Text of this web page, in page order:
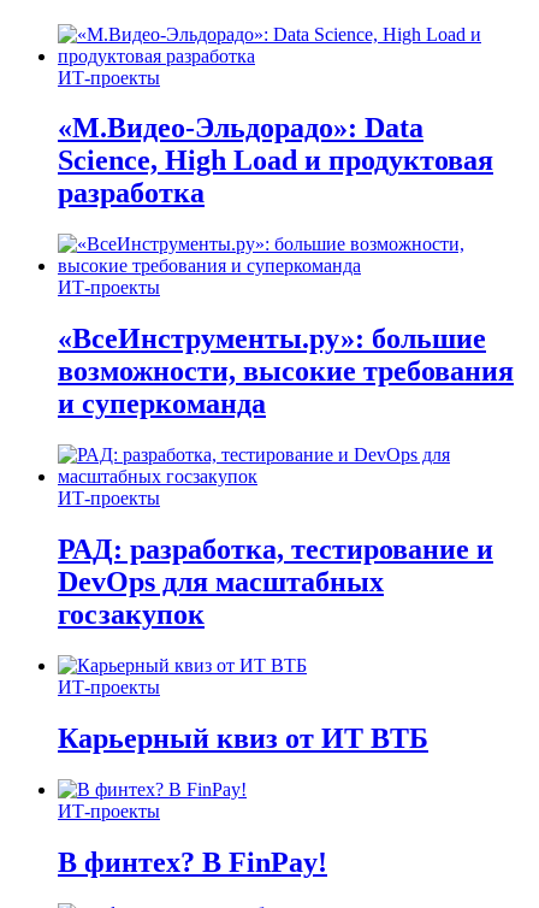
ИТ-проекты
«М.Видео-Эльдорадо»: Data
Science, High Load и продуктовая
разработка
ИТ-проекты
«ВсеИнструменты.ру»: большие
возможности, высокие требования
и суперкоманда
ИТ-проекты
РАД: разработка, тестирование и
DevOps для масштабных
госзакупок
ИТ-проекты
Карьерный квиз от ИТ ВТБ
ИТ-проекты
В финтех? В FinPay!